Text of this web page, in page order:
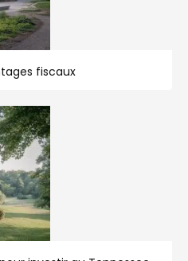
fiscaux